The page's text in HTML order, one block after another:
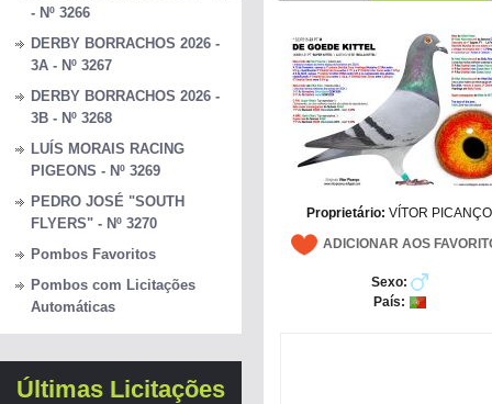
- Nº 3266
DERBY BORRACHOS 2026 -
3A - Nº 3267
DERBY BORRACHOS 2026 -
3B - Nº 3268
LUÍS MORAIS RACING
PIGEONS - Nº 3269
PEDRO JOSÉ "SOUTH
FLYERS" - Nº 3270
Pombos Favoritos
Pombos com Licitações
Automáticas
Últimas Licitações
Proprietário:VÍTOR PICANÇO
ADICIONAR AOS
Sexo:
País: